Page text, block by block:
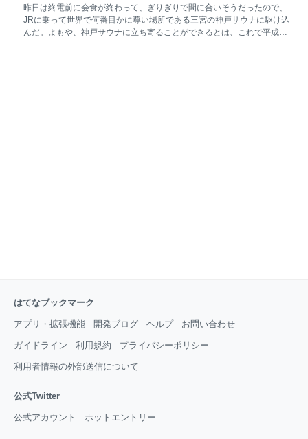
介した川村さんの記事が思っ
whateverになるよ、ということです。PARTY NYの台
湾オフィスであるPARTY Taipeiもwhatever化します。
命名の趣旨とか、ビジョンのようなものは、生煮えな
昨日は終電前に会食が終わって、ぎりぎりで間に合いそうだったので、
JRに乗って世界で何番目かに尊い場所である三宮の神戸サウナに駆け込
んだ。よもや、神戸サウナに立ち寄ることができるとは、これで平成と
はてなブックマーク
アプリ・拡張機能 開発ブログ ヘルプ お問い合わせ
ガイドライン 利用規約 プライバシーポリシー
利用者情報の外部送信について
公式Twitter
公式アカウント ホットエントリー